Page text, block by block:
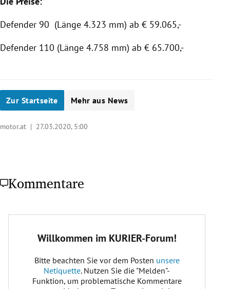
Defender 90 (Länge 4.323 mm) ab € 59.065,-
Defender 110 (Länge 4.758 mm) ab € 65.700,-
Zur Startseite Mehr aus News
motor.at | 27.03.2020, 5:00
Kommentare